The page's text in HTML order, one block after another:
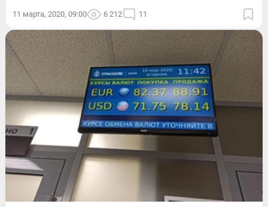
11 марта, 2020, 09:00 6 212 11